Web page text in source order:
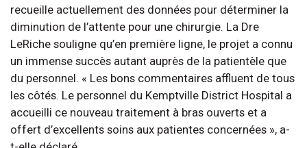
recueille actuellement des données pour déterminer la
diminution de l’attente pour une chirurgie. La Dre
LeRiche souligne qu’en première ligne, le projet a connu
un immense succès autant auprès de la patientèle que
du personnel. « Les bons commentaires affluent de tous
les côtés. Le personnel du Kemptville District Hospital a
accueilli ce nouveau traitement à bras ouverts et a
offert d’excellents soins aux patientes concernées », a-